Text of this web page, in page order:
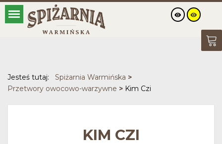
Jesteś tutaj: Spiżarnia Warmińska >
Przetwory owocowo-warzywne > Kim Czi
KIM CZI